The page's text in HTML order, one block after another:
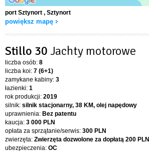
port Sztynort , Sztynort
powiększ mapę
Stillo 30 Jachty motorowe
liczba osób: 8
liczba koi: 7 (6+1)
zamykane kabiny: 3
łazienki: 1
rok produkcji: 2019
silnik: silnik stacjonarny, 38 KM, olej napędowy
uprawnienia: Bez patentu
kaucja: 3 000 PLN
opłata za sprzątanie/serwis: 300 PLN
zwierzęta: Zwierzęta dozwolone za dopłatą 200 PLN
ubezpieczenia: OC